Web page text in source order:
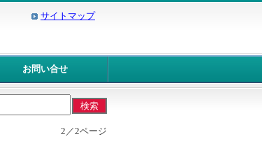
サイトマップ
お問い合せ
2／2ページ